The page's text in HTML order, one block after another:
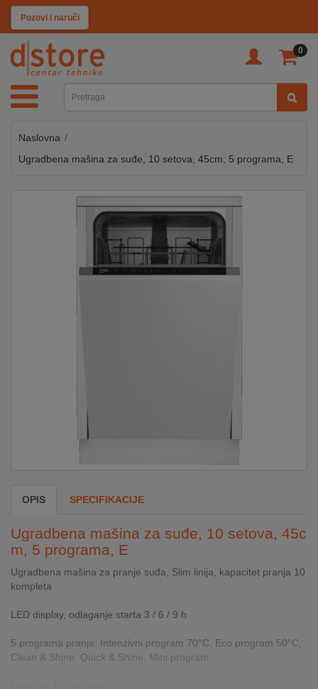
Pozovi i naruči
0
KATEGORIJE
TV
SAT
MOBILNI
UREĐAJI
SECURITY
PC
&
INTERNO
Naslovna
Ugradbena mašina za suđe, 10 setova, 45cm, 5 programa, E
OPIS SPECIFIKACIJE
Ugradbena mašina za suđe, 10 setova, 45c
m, 5 programa, E
Ugradbena mašina za pranje suđa, Slim linija, kapacitet pranja 10
kompleta
LED display, odlaganje starta 3 / 6 / 9 h
5 programa pranja: Intenzivni program 70°C, Eco program 50°C,
Clean & Shine, Quick & Shine, Mini program